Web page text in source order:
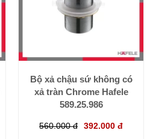
Bộ xả chậu sứ không có
xả tràn Chrome Hafele
589.25.986
560.000 đ 392.000 đ